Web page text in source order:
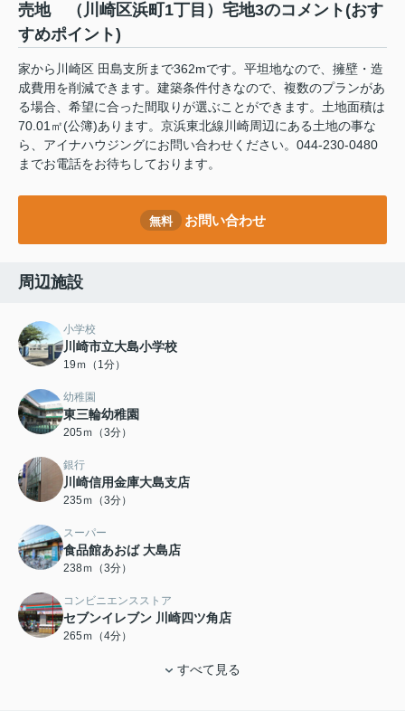
売地 （川崎区浜町1丁目）宅地3のコメント(おす
すめポイント)
家から川崎区 田島支所まで362mです。平坦地なので、擁壁・造
成費用を削減できます。建築条件付きなので、複数のプランがあ
る場合、希望に合った間取りが選ぶことができます。土地面積は
70.01㎡(公簿)あります。京浜東北線川崎周辺にある土地の事な
ら、アイナハウジングにお問い合わせください。044-230-0480
までお電話をお待ちしております。
無料 お問い合わせ
周辺施設
小学校
川崎市立大島小学校
19ｍ（1分）
幼稚園
東三輪幼稚園
205ｍ（3分）
銀行
川崎信用金庫大島支店
235ｍ（3分）
スーパー
食品館あおば 大島店
238ｍ（3分）
コンビニエンスストア
セブンイレブン 川崎四ツ角店
265ｍ（4分）
すべて見る